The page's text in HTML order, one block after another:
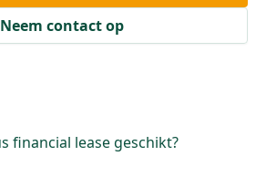
Neem contact op